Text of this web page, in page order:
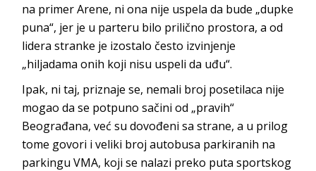
na primer Arene, ni ona nije uspela da bude „dupke
puna“, jer je u parteru bilo prilično prostora, a od
lidera stranke je izostalo često izvinjenje
„hiljadama onih koji nisu uspeli da uđu“.
Ipak, ni taj, priznaje se, nemali broj posetilaca nije
mogao da se potpuno sačini od „pravih“
Beograđana, već su dovođeni sa strane, a u prilog
tome govori i veliki broj autobusa parkiranih na
parkingu VMA, koji se nalazi preko puta sportskog